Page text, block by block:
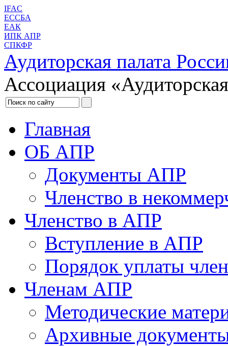
IFAC
ЕССБА
ЕАК
ИПК АПР
СПКФР
Аудиторская палата
Ассоциация
Главная
ОБ АПР
Документы АПР
Членство в
Членство в АПР
Вступление в АПР
Порядок уплаты
Членам АПР
Методические
Архивные